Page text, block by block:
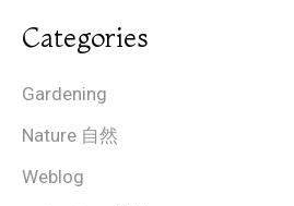
Categories
Gardening
Nature 自然
Weblog